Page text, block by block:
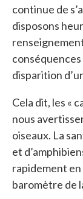
continue de
disposons
disparition
Cela dit, les «
nous
oiseaux. La
et
rapidement
baromètre de